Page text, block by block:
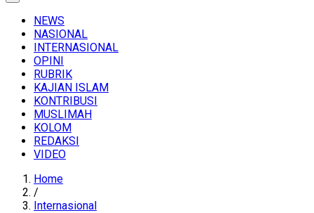
NEWS
NASIONAL
INTERNASIONAL
OPINI
RUBRIK
KAJIAN ISLAM
KONTRIBUSI
MUSLIMAH
KOLOM
REDAKSI
VIDEO
Home
/
Internasional